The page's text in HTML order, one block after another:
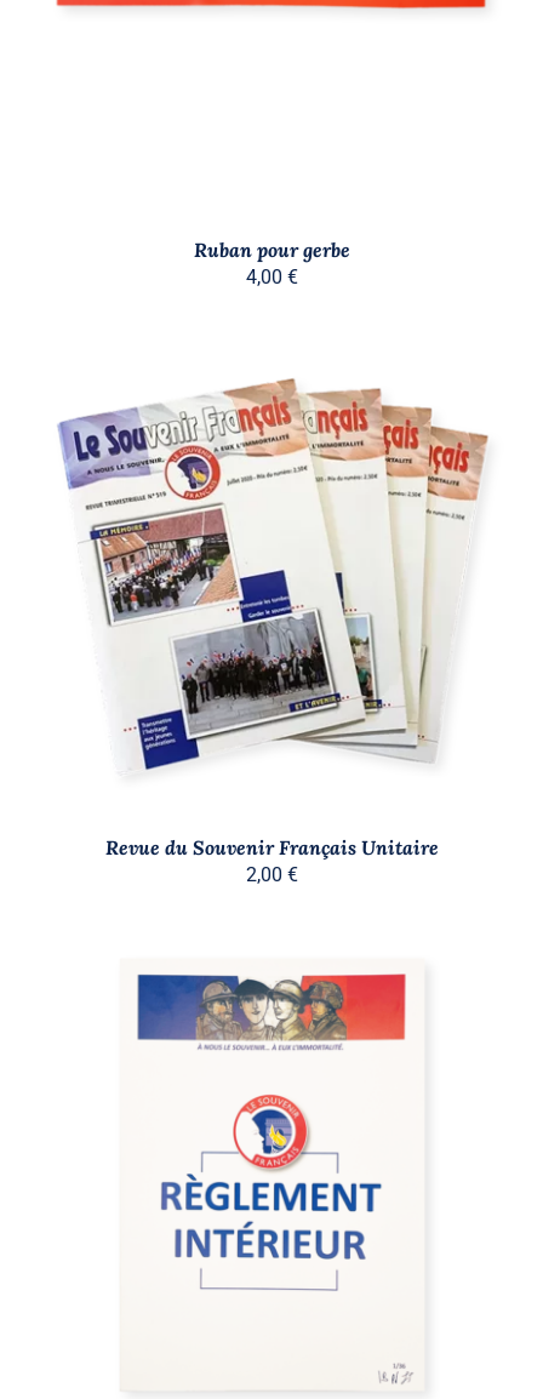
Ruban pour gerbe
4,00 €
AJOUTER AU PANIER
DÉTAILS
Revue du Souvenir Français Unitaire
2,00 €
AJOUTER AU PANIER